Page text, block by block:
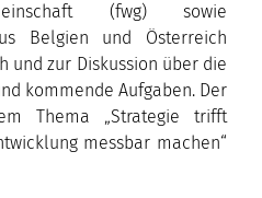
(fwg) sowie
Belgien und Österreich
und zur Diskussion über die
kommende Aufgaben. Der
Thema „Strategie trifft
messbar machen“